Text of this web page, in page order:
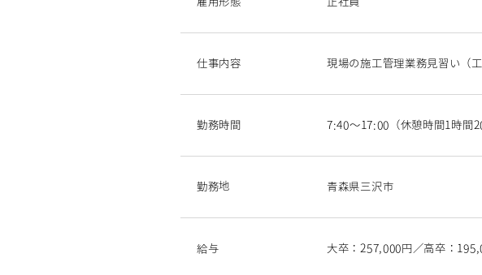
仕事内容 現場の施工管理業務見習い（
勤務時間 7:40～17:00（休憩時間1時間
勤務地 青森県三沢市
給与 大卒：257,000円／高卒：